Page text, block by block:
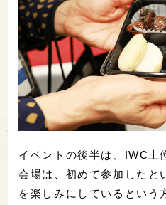
イベントの後半は、IWC上
会場は、初めて参加したと
を楽しみにしているという